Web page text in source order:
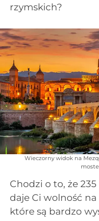
rzymskich?
Wieczorny widok na
Chodzi o to, że
daje Ci wolność
które są bardzo